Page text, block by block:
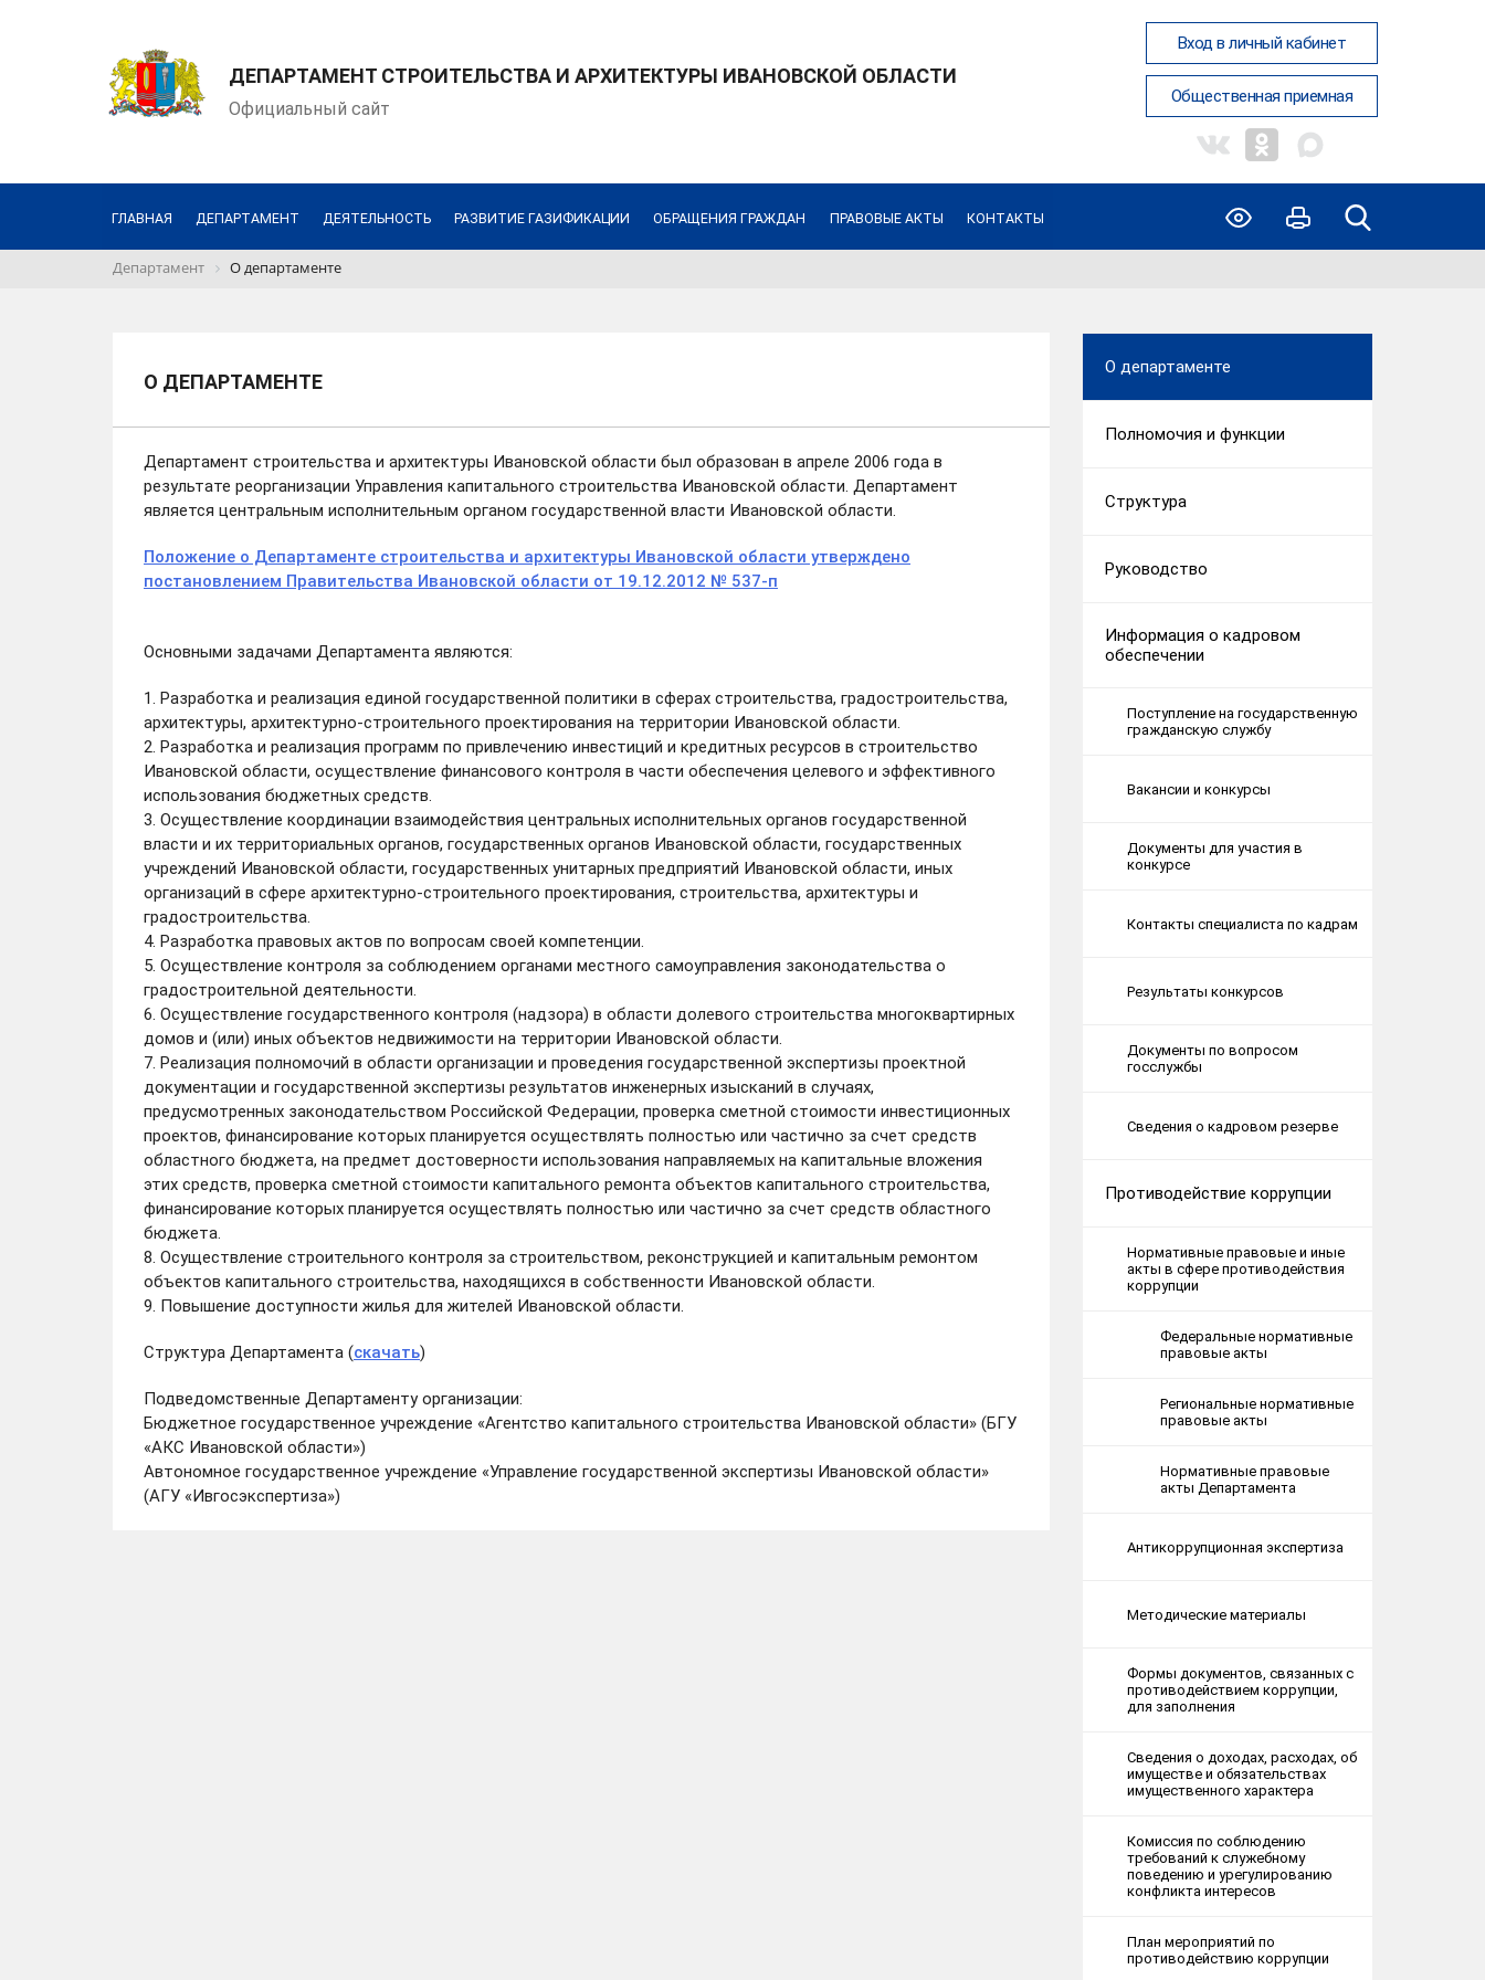
ДЕПАРТАМЕНТ СТРОИТЕЛЬСТВА И АРХИТЕКТУРЫ ИВАНОВСКОЙ ОБЛАСТИ
Официальный сайт
Вход в личный кабинет
Общественная приемная
ГЛАВНАЯ ДЕПАРТАМЕНТ ДЕЯТЕЛЬНОСТЬ РАЗВИТИЕ ГАЗИФИКАЦИИ ОБРАЩЕНИЯ ГРАЖДАН ПРАВОВЫЕ АКТЫ КОНТАКТЫ
Департамент О департаменте
О ДЕПАРТАМЕНТЕ
Департамент строительства и архитектуры Ивановской области был образован в апреле 2006 года в
результате реорганизации Управления капитального строительства Ивановской области. Департамент
является центральным исполнительным органом государственной власти Ивановской области.
Положение о Департаменте строительства и архитектуры Ивановской области утверждено
постановлением Правительства Ивановской области от 19.12.2012 № 537-п
Основными задачами Департамента являются:
1. Разработка и реализация единой государственной политики в сферах строительства, градостроительства,
архитектуры, архитектурно-строительного проектирования на территории Ивановской области.
2. Разработка и реализация программ по привлечению инвестиций и кредитных ресурсов в строительство
Ивановской области, осуществление финансового контроля в части обеспечения целевого и эффективного
использования бюджетных средств.
3. Осуществление координации взаимодействия центральных исполнительных органов государственной
власти и их территориальных органов, государственных органов Ивановской области, государственных
учреждений Ивановской области, государственных унитарных предприятий Ивановской области, иных
организаций в сфере архитектурно-строительного проектирования, строительства, архитектуры и
градостроительства.
4. Разработка правовых актов по вопросам своей компетенции.
5. Осуществление контроля за соблюдением органами местного самоуправления законодательства о
градостроительной деятельности.
6. Осуществление государственного контроля (надзора) в области долевого строительства многоквартирных
домов и (или) иных объектов недвижимости на территории Ивановской области.
7. Реализация полномочий в области организации и проведения государственной экспертизы проектной
документации и государственной экспертизы результатов инженерных изысканий в случаях,
предусмотренных законодательством Российской Федерации, проверка сметной стоимости инвестиционных
проектов, финансирование которых планируется осуществлять полностью или частично за счет средств
областного бюджета, на предмет достоверности использования направляемых на капитальные вложения
этих средств, проверка сметной стоимости капитального ремонта объектов капитального строительства,
финансирование которых планируется осуществлять полностью или частично за счет средств областного
бюджета.
8. Осуществление строительного контроля за строительством, реконструкцией и капитальным ремонтом
объектов капитального строительства, находящихся в собственности Ивановской области.
9. Повышение доступности жилья для жителей Ивановской области.
Структура Департамента (скачать)
Подведомственные Департаменту организации:
Бюджетное государственное учреждение «Агентство капитального строительства Ивановской области» (БГУ
«АКС Ивановской области»)
Автономное государственное учреждение «Управление государственной экспертизы Ивановской области»
(АГУ «Ивгосэкспертиза»)
О департаменте
Полномочия и функции
Структура
Руководство
Информация о кадровом
обеспечении
Поступление на государственную
гражданскую службу
Вакансии и конкурсы
Документы для участия в
конкурсе
Контакты специалиста по кадрам
Результаты конкурсов
Документы по вопросом
госслужбы
Сведения о кадровом резерве
Противодействие коррупции
Нормативные правовые и иные
акты в сфере противодействия
коррупции
Федеральные нормативные
правовые акты
Региональные нормативные
правовые акты
Нормативные правовые
акты Департамента
Антикоррупционная экспертиза
Методические материалы
Формы документов, связанных с
противодействием коррупции,
для заполнения
Сведения о доходах, расходах, об
имуществе и обязательствах
имущественного характера
Комиссия по соблюдению
требований к служебному
поведению и урегулированию
конфликта интересов
План мероприятий по
противодействию коррупции